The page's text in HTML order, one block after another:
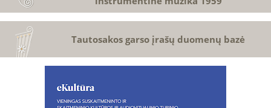
Tautosakos garso įrašų duomenų bazė